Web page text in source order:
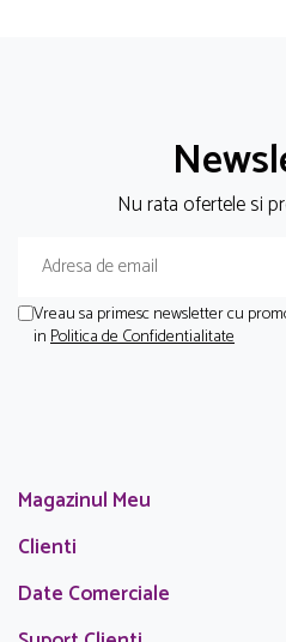
Nu rata ofertele si
Vreau sa primesc newsletter cu
inPolitica de Confidentialitate
Magazinul Meu
Clienti
Date Comerciale